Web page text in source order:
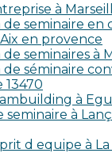
à
seminaire en
en provence​
seminaires à
séminaire
à
seminaire à
d equipe à